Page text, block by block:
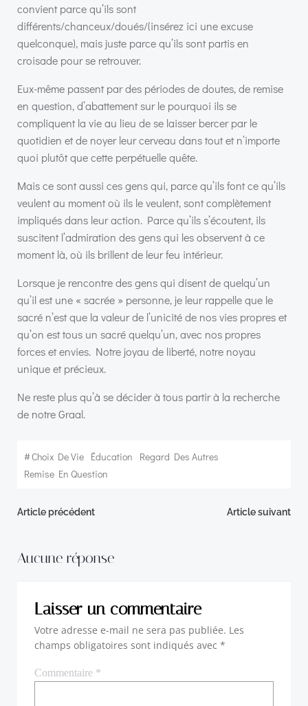
convient parce qu’ils sont
différents/chanceux/doués/(insérez ici une excuse
quelconque), mais juste parce qu’ils sont partis en
croisade pour se retrouver.
Eux-même passent par des périodes de doutes, de remise
en question, d’abattement sur le pourquoi ils se
compliquent la vie au lieu de se laisser bercer par le
quotidien et de noyer leur cerveau dans tout et n’importe
quoi plutôt que cette perpétuelle quête.
Mais ce sont aussi ces gens qui, parce qu’ils font ce qu’ils
veulent au moment où ils le veulent, sont complètement
impliqués dans leur action. Parce qu’ils s’écoutent, ils
suscitent l’admiration des gens qui les observent à ce
moment là, où ils brillent de leur feu intérieur.
Lorsque je rencontre des gens qui disent de quelqu’un
qu’il est une « sacrée » personne, je leur rappelle que le
sacré n’est que la valeur de l’unicité de nos vies propres et
qu’on est tous un sacré quelqu’un, avec nos propres
forces et envies. Notre joyau de liberté, notre noyau
unique et précieux.
Ne reste plus qu’à se décider à tous partir à la recherche
de notre Graal.
#Choix De Vie Éducation
Regard Des Autres
Remise En Question
Navigation
de
l’article
Article précédent
Navigation
l’article
Article suivant
Aucune réponse
Laisser un commentaire
Votre adresse e-mail ne sera pas publiée. Les
champs obligatoires sont indiqués avec *
Commentaire *